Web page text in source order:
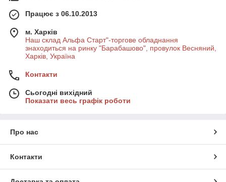
Працює з 06.10.2013
м. Харків
Наш склад Альфа Старт"-торгове обладнання
знаходиться на ринку "Барабашово", провулок Весняний,
Харків, Україна
Контакти
Сьогодні вихідний
Показати весь графік роботи
Про нас
Контакти